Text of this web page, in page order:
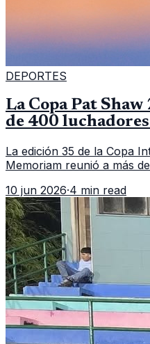
DEPORTES
La Copa Pat
de 400
La edición 35 de la Copa
Memoriam reunió a más
delegación nacional, según
10 jun 2026·4 min read